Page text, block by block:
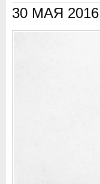
30 МАЯ 2016